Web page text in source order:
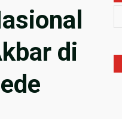
di